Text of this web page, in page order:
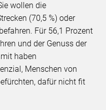
wollen die
(70,5 %) oder
Für 56,1 Prozent
und der Genuss der
haben
Menschen von
dafür nicht fit